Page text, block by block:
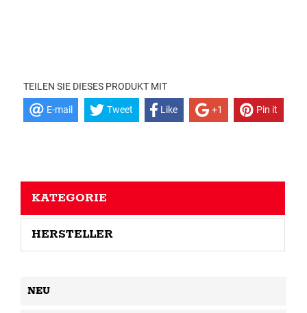
TEILEN SIE DIESES PRODUKT MIT
E-mail Tweet Like +1 Pin it
KATEGORIE
HERSTELLER
NEU